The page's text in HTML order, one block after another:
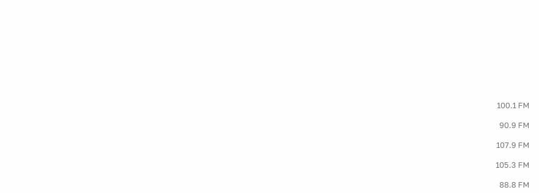
100.1 FM
90.9 FM
107.9 FM
105.3 FM
88.8 FM